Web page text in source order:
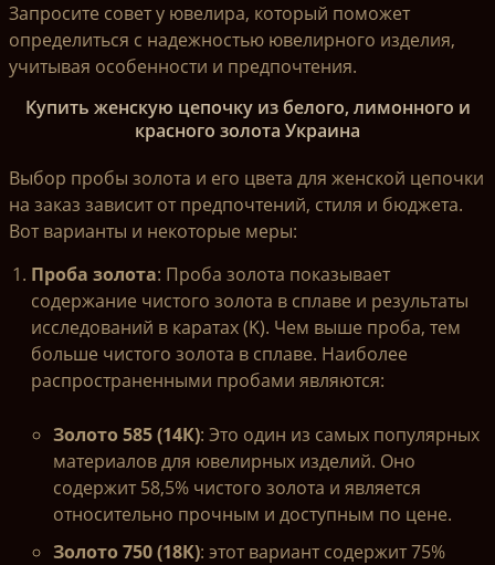
Запросите совет у ювелира, который поможет
определиться с надежностью ювелирного изделия,
учитывая особенности и предпочтения.
Купить женскую цепочку из белого, лимонного и
красного золота Украина
Выбор пробы золота и его цвета для женской цепочки
на заказ зависит от предпочтений, стиля и бюджета.
Вот варианты и некоторые меры:
Проба золота: Проба золота показывает
содержание чистого золота в сплаве и результаты
исследований в каратах (K). Чем выше проба, тем
больше чистого золота в сплаве. Наиболее
распространенными пробами являются:
Золото 585 (14К): Это один из самых популярных
материалов для ювелирных изделий. Оно
содержит 58,5% чистого золота и является
относительно прочным и доступным по цене.
Золото 750 (18К): этот вариант содержит 75%